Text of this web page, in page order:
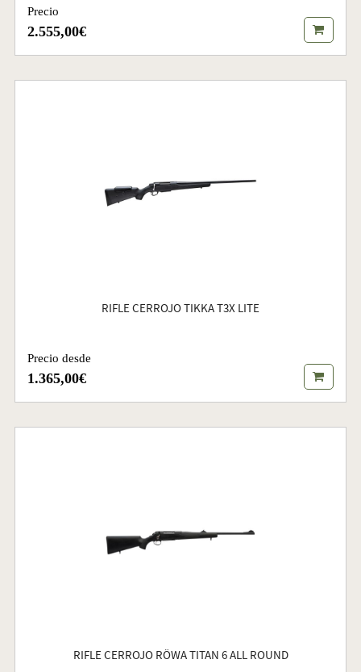
Precio
2.555,00€
RIFLE CERROJO TIKKA T3X LITE
Precio desde
1.365,00€
RIFLE CERROJO RÖWA TITAN 6 ALL ROUND